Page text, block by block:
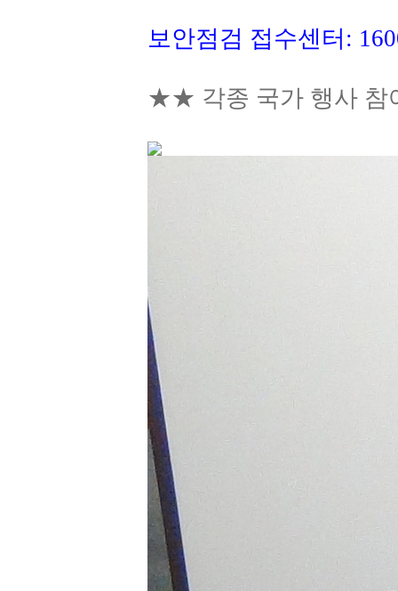
보안점검 접수센터:
★★ 각종 국가 행사 참